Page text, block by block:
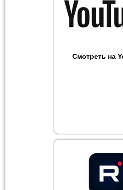
Смотреть на